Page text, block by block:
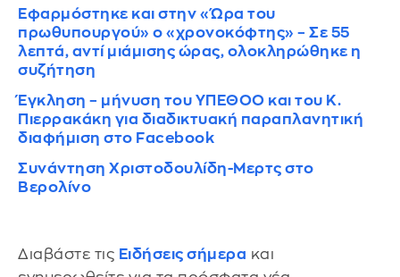
Εφαρμόστηκε και στην «Ώρα του
πρωθυπουργού» ο «χρονοκόφτης» – Σε 55
λεπτά, αντί μιάμισης ώρας, ολοκληρώθηκε η
συζήτηση
Έγκληση – μήνυση του ΥΠΕΘΟΟ και του Κ.
Πιερρακάκη για διαδικτυακή παραπλανητική
διαφήμιση στο Facebook
Συνάντηση Χριστοδουλίδη-Μερτς στο
Βερολίνο
Διαβάστε τις Ειδήσεις σήμερα και